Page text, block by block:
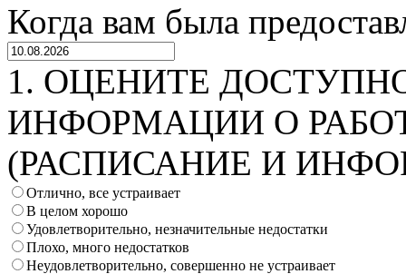
Когда вам была
1. ОЦЕНИТЕ
ИНФОРМАЦИИ О
(РАСПИСАНИЕ И
Отлично, все устраивает
В целом хорошо
Удовлетворительно, незначительные недостатки
Плохо, много недостатков
Неудовлетворительно, совершенно не устраивает